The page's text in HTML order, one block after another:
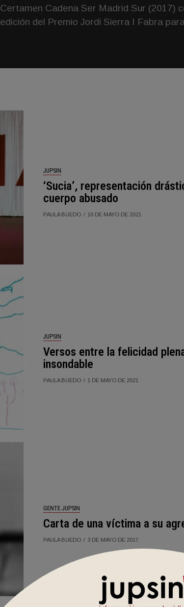
Certamen Cadena Ser Madrid Sur (2017)
edición del Premio Jordi Sierra I Fabra
JUPSIN
‘Sucia’, representación
cuerpo abusado
PAULA BUEDO 10 DE MAYO DE 2021
JUPSIN
Versos entre la felicidad
insondable
PAULA BUEDO 1 DE MAYO DE 2021
GENTE JUPSIN
Carta de una víctima a su
PAULA BUEDO 3 DE MAYO DE 2017